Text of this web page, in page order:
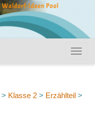
> Klasse 2 > Erzählteil >